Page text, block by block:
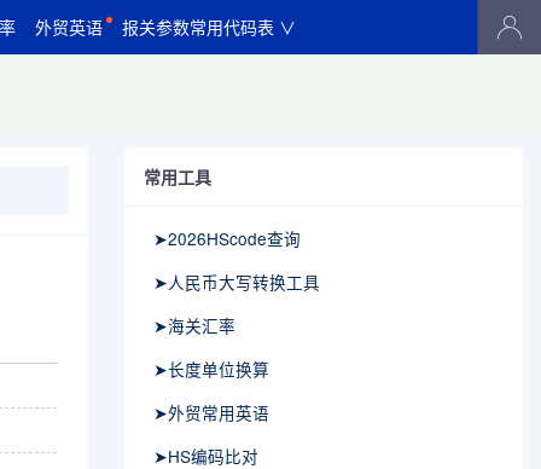
外贸英语 报关参数常用代码表 ∨
常用工具
➤2026HScode查询
➤人民币大写转换工具
➤海关汇率
➤长度单位换算
➤外贸常用英语
➤HS编码比对